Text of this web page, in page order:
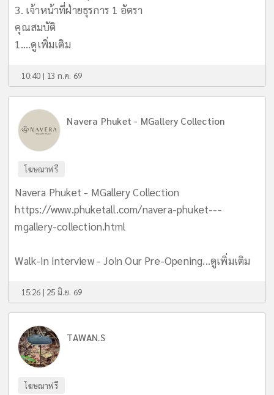
3. เจ้าหน้าที่ฝ่ายธุรการ 1 อัตรา
คุณสมบัติ
1....ดูเพิ่มเติม
10:40 | 13 ก.ค. 69
Navera Phuket - MGallery Collection
โฆษณาฟรี
Navera Phuket - MGallery Collection
https://www.phuketall.com/navera-phuket---
mgallery-collection.html
Walk-in Interview - Join Our Pre-Opening...ดูเพิ่มเติม
15:26 | 25 มิ.ย. 69
TAWAN.S
โฆษณาฟรี